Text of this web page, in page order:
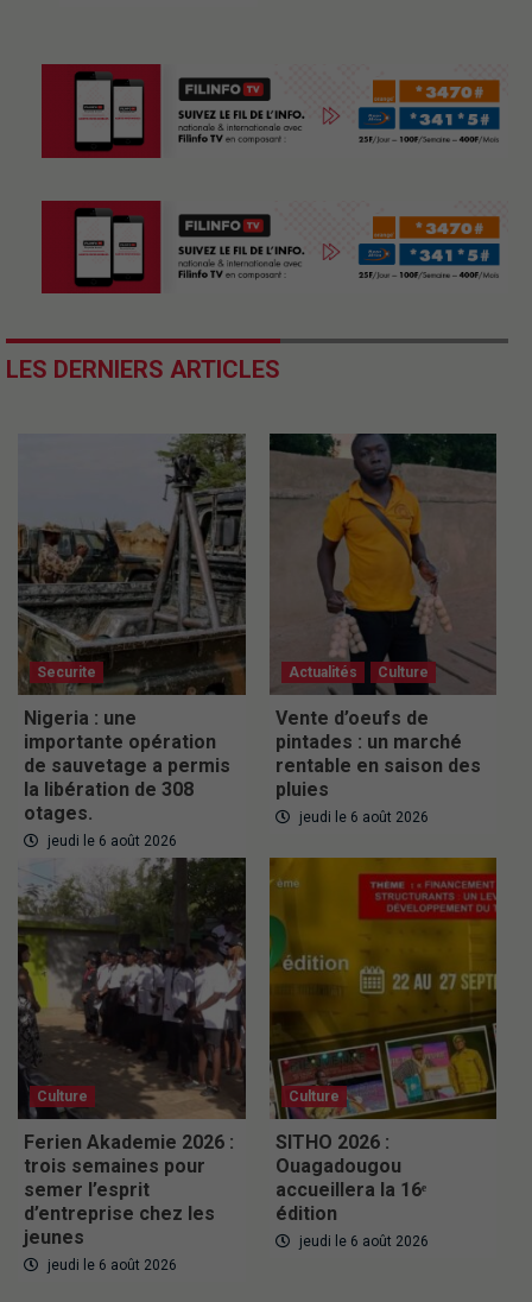
LES DERNIERS ARTICLES
Securite
Nigeria : une
importante opération
de sauvetage a permis
la libération de 308
otages.
jeudi le 6 août 2026
Actualités Culture
Vente d’oeufs de
pintades : un marché
rentable en saison des
pluies
jeudi le 6 août 2026
Culture
Ferien Akademie 2026 :
trois semaines pour
semer l’esprit
d’entreprise chez les
jeunes
jeudi le 6 août 2026
Culture
SITHO 2026 :
Ouagadougou
accueillera la 16ᵉ
édition
jeudi le 6 août 2026